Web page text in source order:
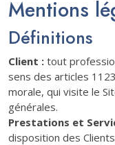
Mentions
Définitions
Client : tout
sens des articles
morale, qui visite le
générales.
Prestations et
disposition des